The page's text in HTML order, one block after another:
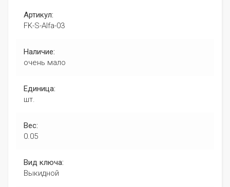
Артикул:
FK-S-Alfa-03
Наличие:
очень мало
Единица:
шт.
Вес:
0.05
Вид ключа:
Выкидной